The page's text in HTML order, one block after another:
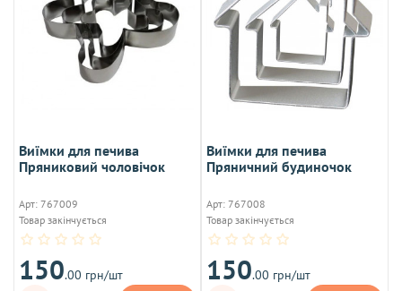
Виїмки для печива
Пряниковий чоловічок
Арт: 767009
Товар закінчується
150.00 грн/шт
Виїмки для печива
Пряничний будиночок
Арт: 767008
Товар закінчується
150.00 грн/шт